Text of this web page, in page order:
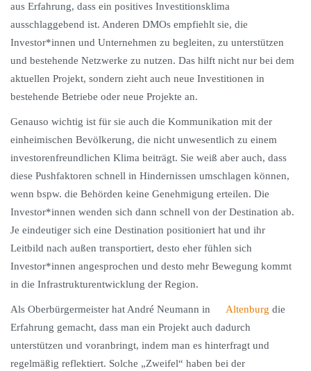
aus Erfahrung, dass ein positives Investitionsklima
ausschlaggebend ist. Anderen DMOs empfiehlt sie, die
Investor*innen und Unternehmen zu begleiten, zu unterstützen
und bestehende Netzwerke zu nutzen. Das hilft nicht nur bei dem
aktuellen Projekt, sondern zieht auch neue Investitionen in
bestehende Betriebe oder neue Projekte an.
Genauso wichtig ist für sie auch die Kommunikation mit der
einheimischen Bevölkerung, die nicht unwesentlich zu einem
investorenfreundlichen Klima beiträgt. Sie weiß aber auch, dass
diese Pushfaktoren schnell in Hindernissen umschlagen können,
wenn bspw. die Behörden keine Genehmigung erteilen. Die
Investor*innen wenden sich dann schnell von der Destination ab.
Je eindeutiger sich eine Destination positioniert hat und ihr
Leitbild nach außen transportiert, desto eher fühlen sich
Investor*innen angesprochen und desto mehr Bewegung kommt
in die Infrastrukturentwicklung der Region.
Als Oberbürgermeister hat André Neumann in Altenburg die
Erfahrung gemacht, dass man ein Projekt auch dadurch
unterstützen und voranbringt, indem man es hinterfragt und
regelmäßig reflektiert. Solche „Zweifel“ haben bei der